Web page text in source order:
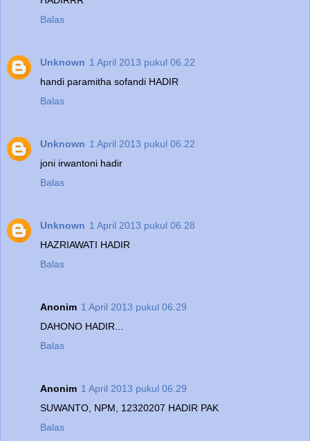
Balas
Unknown 1 April 2013 pukul 06.22
handi paramitha sofandi HADIR
Balas
Unknown 1 April 2013 pukul 06.22
joni irwantoni hadir
Balas
Unknown 1 April 2013 pukul 06.28
HAZRIAWATI HADIR
Balas
Anonim 1 April 2013 pukul 06.29
DAHONO HADIR...
Balas
Anonim 1 April 2013 pukul 06.29
SUWANTO, NPM, 12320207 HADIR PAK
Balas